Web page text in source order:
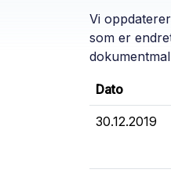
Vi
som er
Dato
30.12.2019